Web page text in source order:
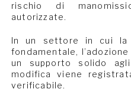
rischio di
autorizzate.
In un settore in cui la
fondamentale,
un supporto solido
modifica viene
verificabile.